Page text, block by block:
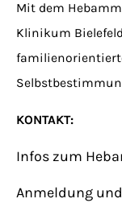
Mit dem
Klinikum
KONTAKT:
Infos zum
Anmeldung